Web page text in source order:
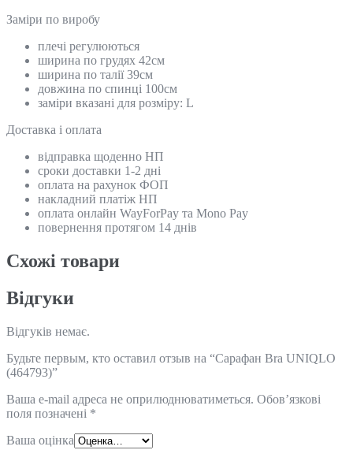
Замiри по виробу
плечі регулюються
ширина по грудях 42см
ширина по талії 39см
довжина по спинці 100см
заміри вказані для розміру: L
Доставка і оплата
відправка щоденно НП
сроки доставки 1-2 дні
оплата на рахунок ФОП
накладний платіж НП
оплата онлайн WayForPay та Mono Pay
повернення протягом 14 днів
Схожi товари
Відгуки
Відгуків немає.
Будьте первым, кто оставил отзыв на “Сарафан Bra UNIQLO
(464793)”
Ваша e-mail адреса не оприлюднюватиметься. Обов’язкові
поля позначені *
Ваша оцінка